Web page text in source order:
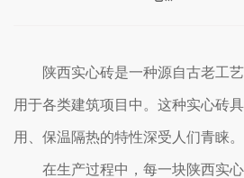
陕西实心砖是一种源自古老工
用于各类建筑项目中。这种实心砖
用、保温隔热的特性深受人们青睐。
在生产过程中，每一块陕西实